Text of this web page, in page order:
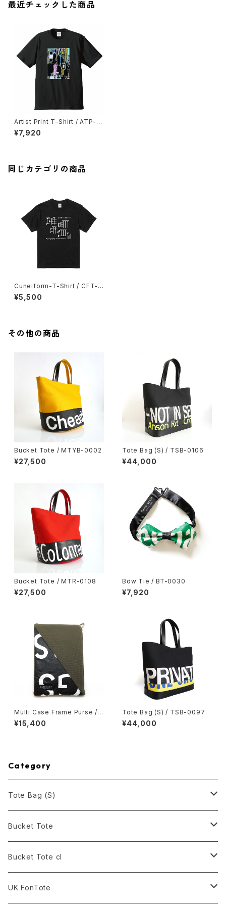
最近チェックした商品
Artist Print T-Shirt / ATP-0
001 茶薗大暉
¥7,920
同じカテゴリの商品
Cuneiform-T-Shirt / CFT-0
001
¥5,500
その他の商品
Bucket Tote / MTYB-0002
¥27,500
Tote Bag (S) / TSB-0106
¥44,000
Bucket Tote / MTR-0108
¥27,500
Bow Tie / BT-0030
¥7,920
Multi Case Frame Purse /
GIA-0025
¥15,400
Tote Bag (S) / TSB-0097
¥44,000
Category
Tote Bag (S)
Black
White
Army Green
Bucket Tote
Black
Army Green
Bucket Tote cl
Black
UK FonTote